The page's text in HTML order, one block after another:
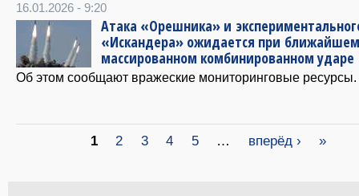
16.01.2026 - 9:20
Атака «Орешника» и
«Искандера» ожидается при ближайшем
массированном комбинированном ударе
Об этом сообщают вражеские мониторинговые ресурсы.
1 2 3 4 5 … вперёд › »